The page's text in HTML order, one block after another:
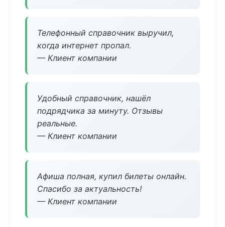
Телефонный справочник выручил,
когда интернет пропал.
— Клиент компании
Удобный справочник, нашёл
подрядчика за минуту. Отзывы
реальные.
— Клиент компании
Афиша полная, купил билеты онлайн.
Спасибо за актуальность!
— Клиент компании